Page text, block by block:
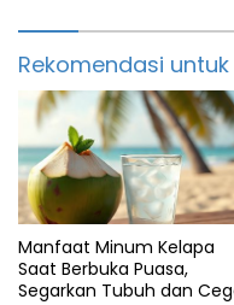
Rekomendasi
Manfaat Minum Kelapa
Saat Berbuka Puasa,
Segarkan Tubuh dan